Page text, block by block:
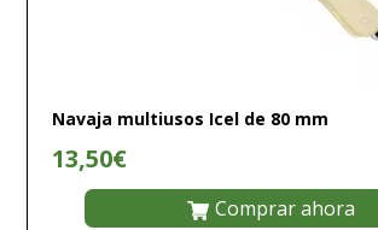
Navaja multiusos Icel de 80 mm
13,50€
Comprar ahora